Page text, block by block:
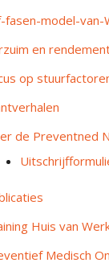
fasen-model-van-
en
op
de Preventned
Huis van
Medisch